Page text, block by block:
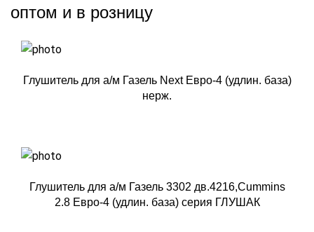
оптом и в розницу
Глушитель для а/м Газель Next Евро-4 (удлин. база)
нерж.
Глушитель для а/м Газель 3302 дв.4216,Cummins
2.8 Евро-4 (удлин. база) серия ГЛУШАК